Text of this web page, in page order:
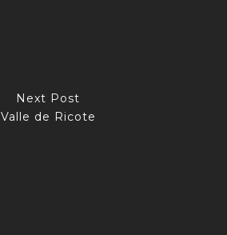
Next Post
Valle de Ricote